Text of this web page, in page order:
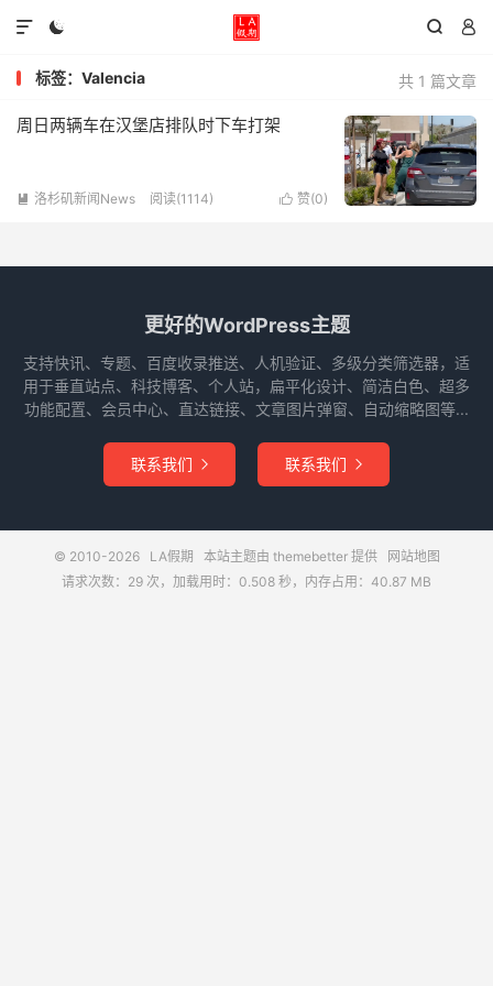
  

共 1 篇文章
标签：Valencia
周日两辆车在汉堡店排队时下车打架
 赞(0)
 洛杉矶新闻News 阅读(1114)
更好的WordPress主题
支持快讯、专题、百度收录推送、人机验证、多级分类筛选器，适
用于垂直站点、科技博客、个人站，扁平化设计、简洁白色、超多
功能配置、会员中心、直达链接、文章图片弹窗、自动缩略图等...
联系我们  联系我们 
© 2010-2026 LA假期 本站主题由 themebetter提供
网站地图
请求次数：29 次，加载用时：0.508 秒，内存占用：40.87 MB